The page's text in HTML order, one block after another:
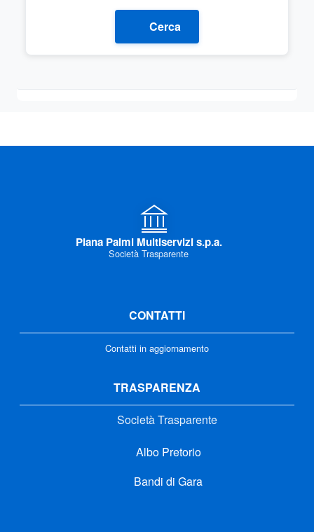
Cerca
Piana Palmi Multiservizi s.p.a.
Società Trasparente
CONTATTI
Contatti in aggiornamento
TRASPARENZA
Società Trasparente
Albo Pretorio
Bandi di Gara